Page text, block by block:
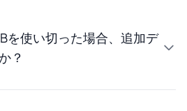
を使い切った場合、追加デ
？